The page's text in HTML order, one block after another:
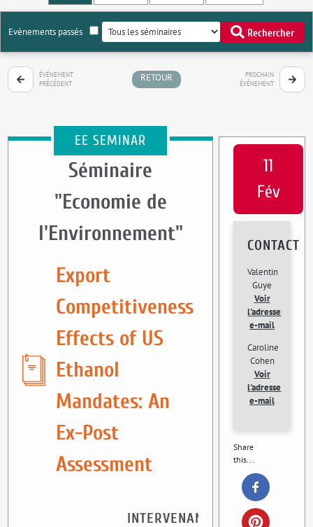
Evènements passés Rechercher
ÉVÉNEMENT
PRÉCÉDENT
RETOUR
PROCHAIN
ÉVÉNEMENT
EE SEMINAR
Séminaire
"Economie de
l'Environnement"
Export
Competitiveness
Effects of US
Ethanol
Mandates: An
Ex-Post
Assessment
INTERVENANT
11
Fév
CONTACT
Valentin
Guye
Voir
l'adresse
e-mail
Caroline
Cohen
Voir
l'adresse
e-mail
Share
this...